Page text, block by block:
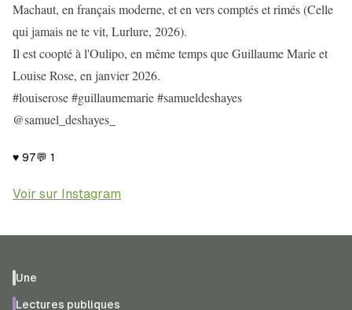
Machaut, en français moderne, et en vers comptés et rimés (Celle
qui jamais ne te vit, Lurlure, 2026).
Il est coopté à l'Oulipo, en même temps que Guillaume Marie et
Louise Rose, en janvier 2026.
#louiserose #guillaumemarie #samueldeshayes
@samuel_deshayes_
♥ 97💬 1
Voir sur Instagram
Une
Lectures publiques